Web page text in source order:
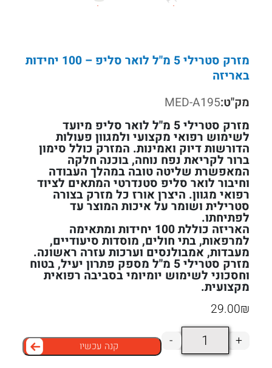
מזרק סטרילי 5 מ"ל לואר סליפ – 100 יחידות
באריזה
מק"ט:MED-A195
מזרק סטרילי 5 מ"ל לואר סליפ מיועד
לשימוש רפואי מקצועי ולמגוון פעולות
הדורשות דיוק ואמינות. המזרק כולל סימון
ברור לקריאת נפח נוחה, בוכנה חלקה
המאפשרת שליטה טובה במהלך העבודה
וחיבור לואר סליפ סטנדרטי המתאים לציוד
רפואי מגוון. היצרן אורז כל מזרק בצורה
סטרילית ושומר על איכות המוצר עד
לפתיחתו.
האריזה כוללת 100 יחידות ומתאימה
למרפאות, בתי חולים, מוסדות סיעודיים,
מעבדות, אמבולנסים וערכות עזרה ראשונה.
מזרק סטרילי 5 מ"ל מספק פתרון יעיל, בטוח
וחסכוני לשימוש יומיומי בסביבה רפואית
מקצועית.
₪
29.00
+ כמות
של
- קנה עכשיו